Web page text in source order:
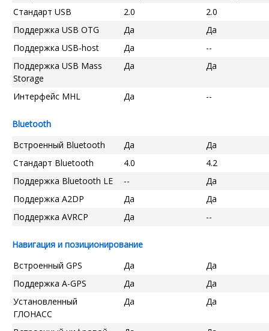
Стандарт USB
2.0
2.0
Поддержка USB OTG
Да
Да
Поддержка USB-host
Да
--
Поддержка USB Mass
Storage
Да Да
Интерфейс MHL Да --
Bluetooth
Встроенный Bluetooth
Да
Да
Стандарт Bluetooth
4.0
4.2
Поддержка Bluetooth LE
--
Да
Поддержка A2DP
Да
Да
Поддержка AVRCP
Да --
Навигация и позиционирование
Встроенный GPS
Да
Да
Поддержка A-GPS
Да
Да
Установленный
ГЛОНАСС
Да Да